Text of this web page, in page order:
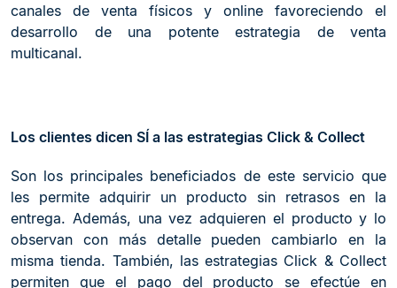
canales de venta físicos y online favoreciendo el
desarrollo de una potente estrategia de venta
multicanal.
Los clientes dicen SÍ a las estrategias Click & Collect
Son los principales beneficiados de este servicio que
les permite adquirir un producto sin retrasos en la
entrega. Además, una vez adquieren el producto y lo
observan con más detalle pueden cambiarlo en la
misma tienda. También, las estrategias Click & Collect
permiten que el pago del producto se efectúe en